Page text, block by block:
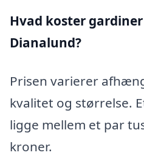
Hvad koster
Dianalund?
Prisen varierer
kvalitet og størrelse.
ligge mellem et par
kroner.